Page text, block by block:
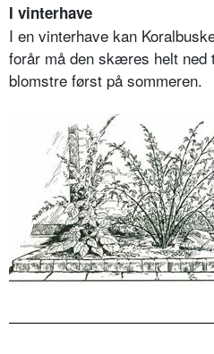
I vinterhave
I en vinterhave kan
forår må den skæres helt ned
blomstre først på sommeren.